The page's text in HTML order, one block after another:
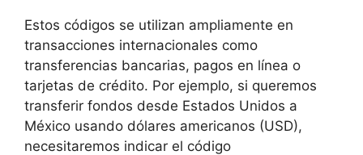
Estos códigos se utilizan ampliamente en
transacciones internacionales como
transferencias bancarias, pagos en línea o
tarjetas de crédito. Por ejemplo, si queremos
transferir fondos desde Estados Unidos a
México usando dólares americanos (USD),
necesitaremos indicar el código